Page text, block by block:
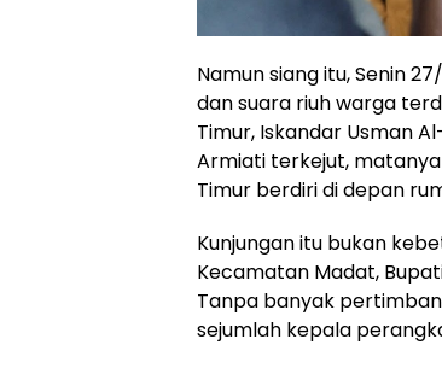
Namun siang itu, Senin
dan suara riuh warga
Timur, Iskandar Usman
Armiati terkejut,
Timur berdiri di depan
Kunjungan itu bukan
Kecamatan Madat,
Tanpa banyak
sejumlah kepala